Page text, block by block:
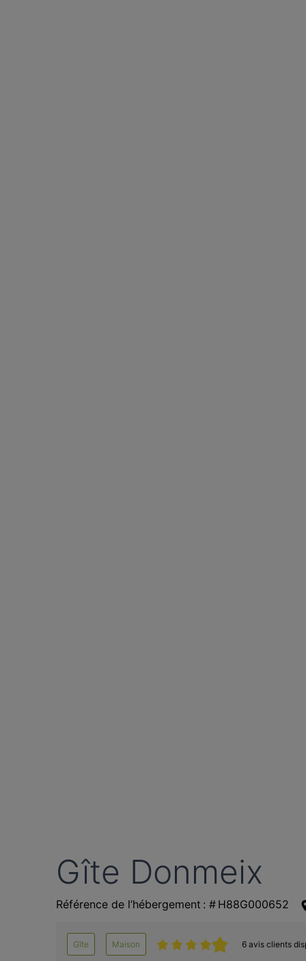
Gîte Donmeix
Référence de l’hébergement : # H88G000652
Gîte Maison 6 avis clients